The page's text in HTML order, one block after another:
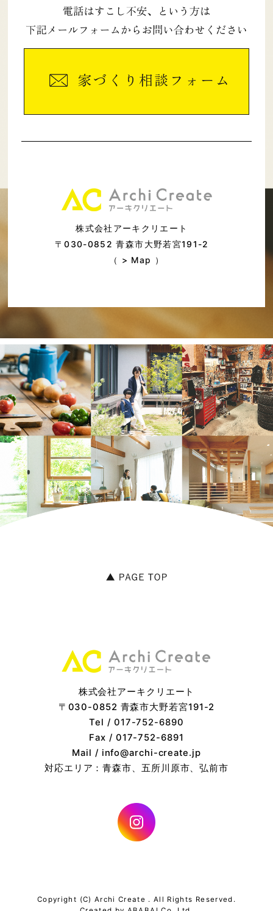
株式会社アーキクリエート
〒030-0852 青森市大野若宮191-2
（ > Map ）
株式会社アーキクリエート
〒030-0852 青森市大野若宮191-2
Tel / 017-752-6890
Fax / 017-752-6891
Mail / info@archi-create.jp
対応エリア：青森市、五所川原市、弘前市
Copyright (C) Archi Create . All Rights Reserved.